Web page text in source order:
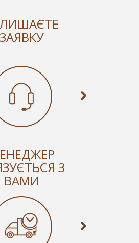
ЗАЯВКУ
З
ВАМИ